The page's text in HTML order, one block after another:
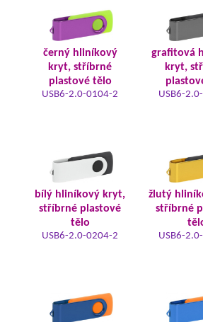
černý hliníkový
kryt, stříbrné
plastové tělo
USB6-2.0-0104-2
grafitová
kryt,
USB6-
bílý hliníkový kryt,
stříbrné plastové
tělo
USB6-2.0-0204-2
žlutý
stříbrné
USB6-